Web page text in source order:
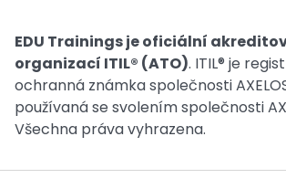
EDU Trainings je oficiální
organizací ITIL® (ATO). ITIL® je
ochranná známka společnosti
používaná se svolením společnosti
Všechna práva vyhrazena.